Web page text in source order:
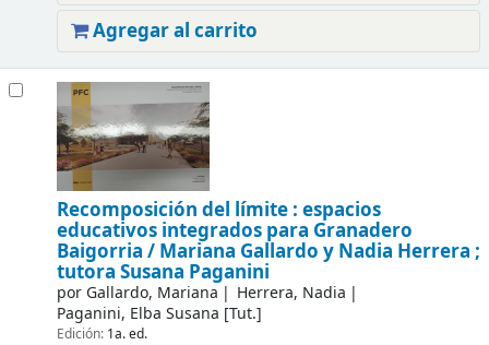
Agregar al carrito
Recomposición del límite : espacios
educativos integrados para Granadero
Baigorria / Mariana Gallardo y Nadia Herrera ;
tutora Susana Paganini
por Gallardo, Mariana
Herrera, Nadia
Paganini, Elba Susana [Tut.]
Edición: 1a. ed.